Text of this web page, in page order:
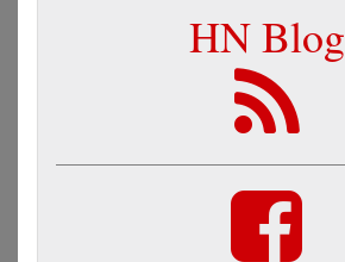
HN Blog